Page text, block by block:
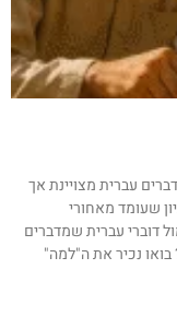
עברית מצויינת אך
שעומד מאחורי
דוברי עברית שמדברים
נכיר את ה"למה"